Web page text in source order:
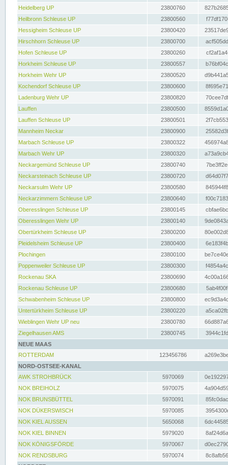
Heidelberg UP
23800760
Heilbronn Schleuse UP
23800560
Hessigheim Schleuse UP
23800420
Hirschhorn Schleuse UP
23800700
Hofen Schleuse UP
23800260
Horkheim Schleuse UP
23800557
Horkheim Wehr UP
23800520
Kochendorf Schleuse UP
23800600
Ladenburg Wehr UP
23800820
Lauffen
23800500
Lauffen Schleuse UP
23800501
Mannheim Neckar
23800900
Marbach Schleuse UP
23800322
Marbach Wehr UP
23800320
Neckargemünd Schleuse UP
23800740
Neckarsteinach Schleuse UP
23800720
Neckarsulm Wehr UP
23800580
Neckarzimmern Schleuse UP
23800640
Oberesslingen Schleuse UP
23800145
Oberesslingen Wehr UP
23800140
Obertürkheim Schleuse UP
23800200
Pleidelsheim Schleuse UP
23800400
Plochingen
23800100
Poppenweiler Schleuse UP
23800300
Rockenau SKA
23800690
Rockenau Schleuse UP
23800680
Schwabenheim Schleuse UP
23800800
Untertürkheim Schleuse UP
23800220
Wieblingen Wehr UP neu
23800780
Ziegelhausen AMS
23800745
NEUE MAAS
ROTTERDAM
123456786
NORD-OSTSEE-KANAL
AWK STROHBRÜCK
5970069
NOK BREIHOLZ
5970075
NOK BRUNSBÜTTEL
5970091
NOK DÜKERSWISCH
5970085
NOK KIEL AUSSEN
5650068
NOK KIEL BINNEN
5979020
NOK KÖNIGSFÖRDE
5970067
NOK RENDSBURG
5970074